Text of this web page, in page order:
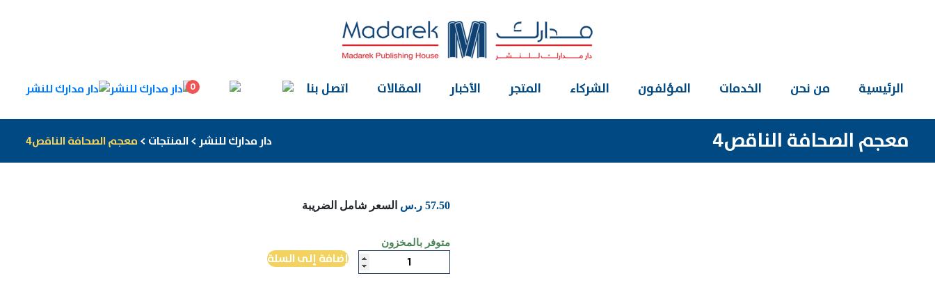
الرئيسية من نحن الخدمات المؤلفون الشركاء المتجر الأخبار المقالات اتصل بنا 0
معجم الصحافة الناقص4 دار مدارك للنشر >المنتجات > معجم الصحافة الناقص4
57.50 ر.س السعر شامل الضريبة
متوفر بالمخزون
معجم
إضافة إلى السلة